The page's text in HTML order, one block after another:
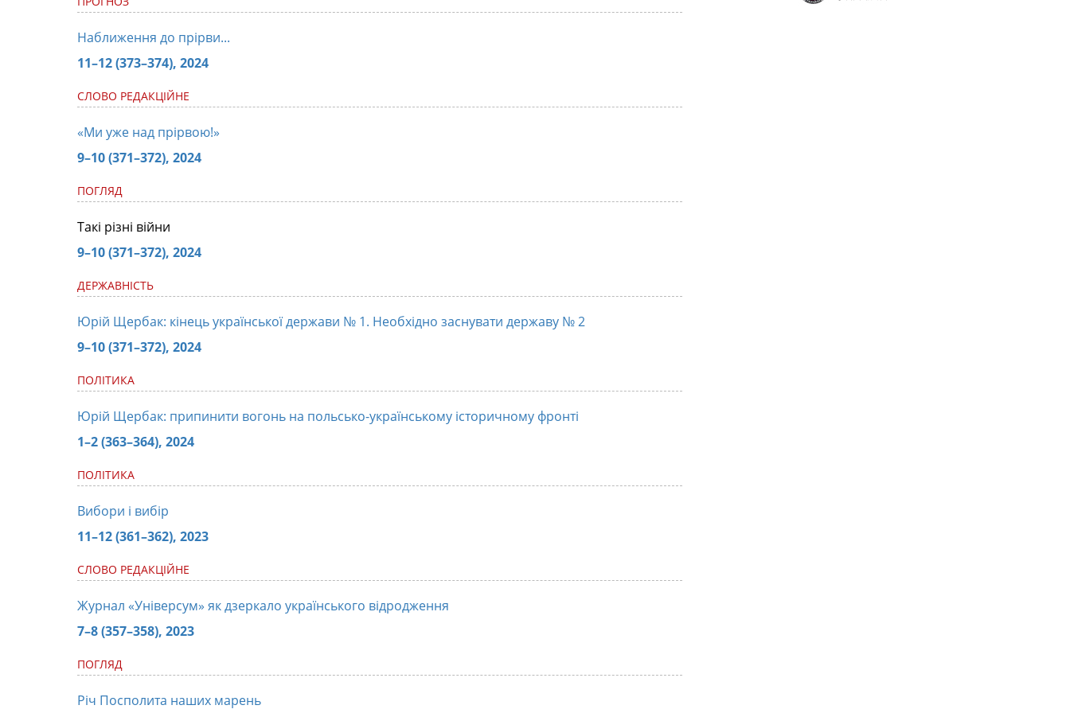
Наближення до прірви...
11–12 (373–374), 2024
СЛОВО РЕДАКЦІЙНЕ
«Ми уже над прірвою!»
9–10 (371–372), 2024
ПОГЛЯД
Такі різні війни
9–10 (371–372), 2024
ДЕРЖАВНІСТЬ
Юрій Щербак: кінець української держави № 1. Необхідно заснувати державу № 2
9–10 (371–372), 2024
ПОЛІТИКА
Юрій Щербак: припинити вогонь на польсько-українському історичному фронті
1–2 (363–364), 2024
ПОЛІТИКА
Вибори і вибір
11–12 (361–362), 2023
СЛОВО РЕДАКЦІЙНЕ
Журнал «Універсум» як дзеркало українського відродження
7–8 (357–358), 2023
ПОГЛЯД
Річ Посполита наших марень